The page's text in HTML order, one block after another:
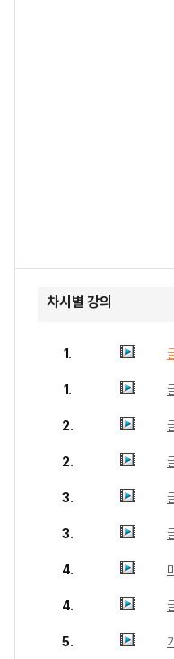
차시별 강의
1.
1.
2.
2.
3.
3.
4.
4.
5.